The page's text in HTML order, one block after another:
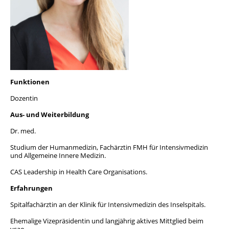
Team
Geschichte
Funktionen
Dozentin
Aus- und Weiterbildung
Dr. med.
Studium der Humanmedizin, Fachärztin FMH für Intensivmedizin
und Allgemeine Innere Medizin.
CAS Leadership in Health Care Organisations.
Erfahrungen
Spitalfachärztin an der Klinik für Intensivmedizin des Inselspitals.
Ehemalige Vizepräsidentin und langjährig aktives Mittglied beim